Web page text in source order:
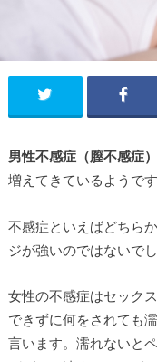
男性不感症（膣不感症）
増えてきているようです
不感症といえばどちら
ジが強いのではないでし
女性の不感症はセック
できずに何をされても
言います。濡れないと